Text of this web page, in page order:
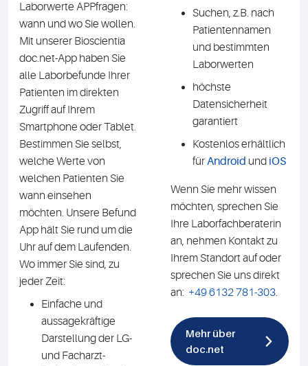
Laborwerte APPfragen:
wann und wo Sie wollen.
Mit unserer Bioscientia
doc.net-App haben Sie
alle Laborbefunde Ihrer
Patienten im direkten
Zugriff auf Ihrem
Smartphone oder Tablet.
Bestimmen Sie selbst,
welche Werte von
welchen Patienten Sie
wann einsehen
möchten. Unsere Befund
App hält Sie rund um die
Uhr auf dem Laufenden.
Wo immer Sie sind, zu
jeder Zeit:
Einfache und
aussagekräftige
Darstellung der LG-
und Facharzt-
Suchen, z.B. nach
Patientennamen
und bestimmten
Laborwerten
höchste
Datensicherheit
garantiert
Kostenlos erhältlich
fürAndroid und iOS
Wenn Sie mehr wissen
möchten, sprechen Sie
Ihre Laborfachberaterin
an, nehmen Kontakt zu
Ihrem Standort auf oder
sprechen Sie uns direkt
an: +49 6132 781-303.
Mehr über
doc.net